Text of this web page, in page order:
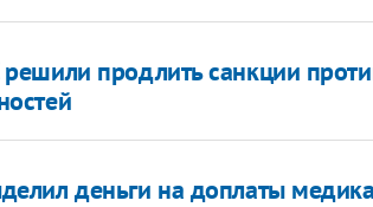
продлить санкции
деньги на доплаты